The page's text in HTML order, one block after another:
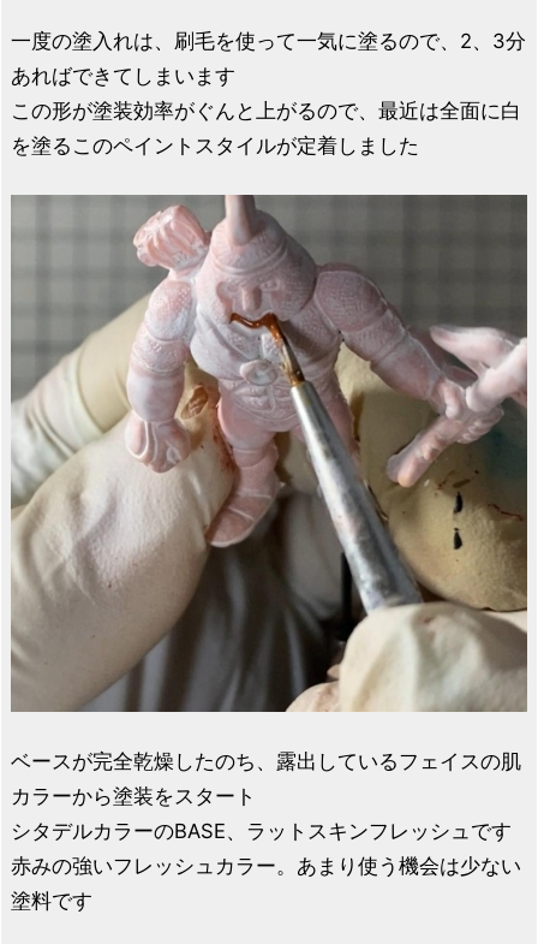
一度の塗入れは、刷毛を使って一気に塗るので、2、3分
あればできてしまいます
この形が塗装効率がぐんと上がるので、最近は全面に白
を塗るこのペイントスタイルが定着しました
ベースが完全乾燥したのち、露出しているフェイスの肌
カラーから塗装をスタート
シタデルカラーのBASE、ラットスキンフレッシュです
赤みの強いフレッシュカラー。あまり使う機会は少ない
塗料です